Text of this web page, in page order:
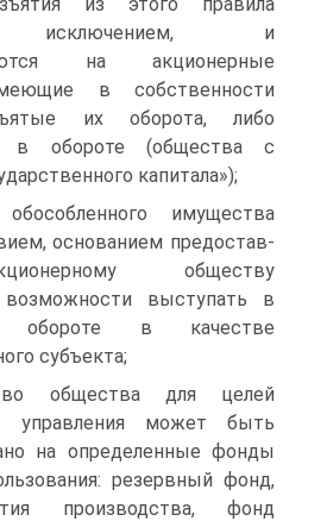
исклю­чением, и
на акционерные
в собственности
их оборота, либо
в обороте (общества с
капитала»);
имущества
основанием предостав­
обществу
возможности выступать в
обороте в качестве
субъекта;
общества для целей
управления может быть
на определенные фонды
резервный фонд,
производства, фонд